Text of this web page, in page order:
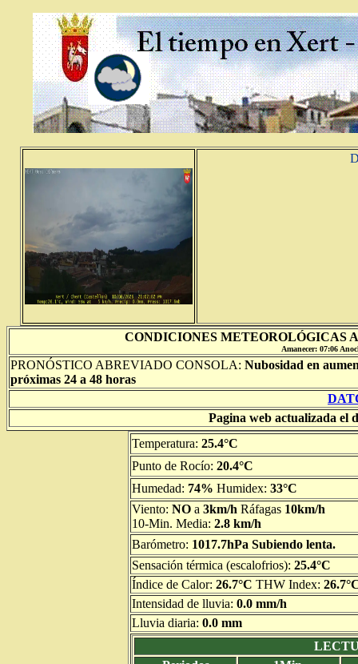
CONDICIONES METEOROLÓGICAS
Amanecer: 07:06
PRONÓSTICO ABREVIADO CONSOLA: Nubosidad en
próximas 24 a 48 horas
Pagina web actualizada el
Temperatura: 25.4°C
Punto de Rocío: 20.4°C
Humedad: 74% Humidex: 33°C
Viento: NO a 3km/h Ráfagas 10km/h
10-Min. Media: 2.8 km/h
Barómetro: 1017.7hPa Subiendo lenta.
Sensación térmica (escalofrios): 25.4°C
Índice de Calor: 26.7°C THW Index:
Intensidad de lluvia: 0.0 mm/h
Lluvia diaria: 0.0 mm